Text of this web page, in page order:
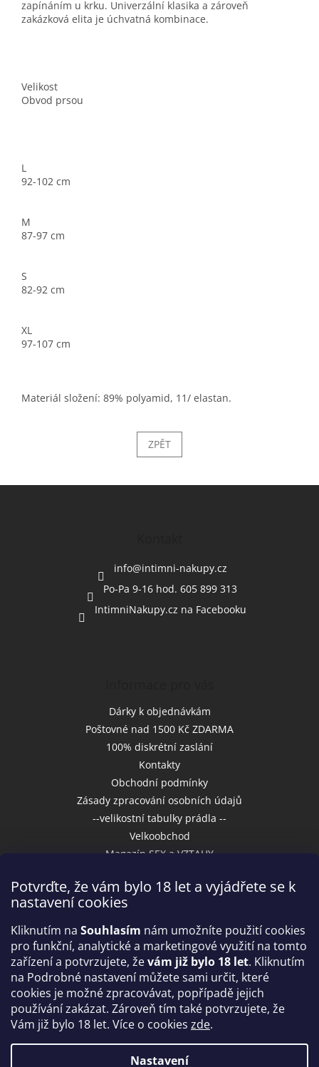
Potvrďte, že vám bylo 18 let a vyjádřete se k
nastavení cookies
Kliknutím na Souhlasím nám umožníte použití cookies
pro funkční, analytické a marketingové využití na tomto
zařízení a potvrzujete, ževám již bylo 18 let. Kliknutím
na Podrobné nastavení můžete sami určit, které
cookies je možné zpracovávat, popřípadě jejich
používání zakázat. Zároveň tím také potvrzujete, že
Vám již bylo 18 let. Více o cookies zde.
Nastavení
zapínáním u krku. Univerzální klasika a zároveň
zakázková elita je úchvatná kombinace.
Velikost
Obvod prsou
L
92-102 cm
M
87-97 cm
S
82-92 cm
XL
97-107 cm
Materiál složení: 89% polyamid, 11/ elastan.
ZPĚT
info@intimni-nakupy.cz
Po-Pa 9-16 hod. 605 899 313
IntimniNakupy.cz na Facebooku
Dárky k objednávkám
Poštovné nad 1500 Kč ZDARMA
100% diskrétní zaslání
Kontakty
Obchodní podmínky
Zásady zpracování osobních údajů
--velikostní tabulky prádla --
Velkoobchod
Magazín SEX a VZTAHY
Přijímáme online platby